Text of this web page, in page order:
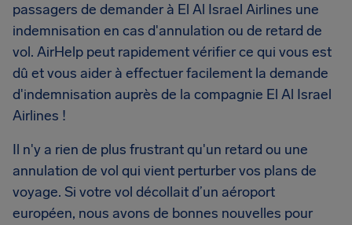
passagers de demander à El Al Israel Airlines une
indemnisation en cas d'annulation ou de retard de
vol. AirHelp peut rapidement vérifier ce qui vous est
dû et vous aider à effectuer facilement la demande
d'indemnisation auprès de la compagnie El Al Israel
Airlines !
Il n'y a rien de plus frustrant qu'un retard ou une
annulation de vol qui vient perturber vos plans de
voyage. Si votre vol décollait d’un aéroport
européen, nous avons de bonnes nouvelles pour